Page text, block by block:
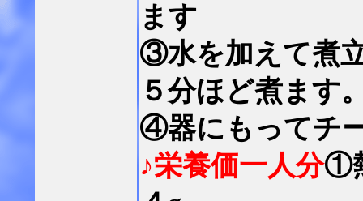
ます
③水を加えて煮
５分ほど煮ます
④器にもってチ
♪栄養価一人分①